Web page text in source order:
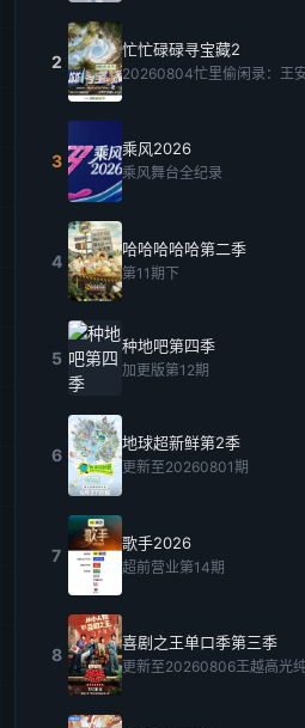
2
忙忙碌碌寻宝藏2
20260804忙里偷闲录：王
3
乘风2026
乘风舞台全纪录
4
哈哈哈哈哈第二季
第11期下
5
种地吧第四季
加更版第12期
6
地球超新鲜第2季
更新至20260801期
7
歌手2026
超前营业第14期
8
喜剧之王单口季第三季
更新至20260806王越高光